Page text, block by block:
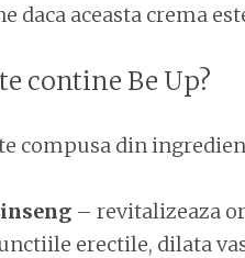
daca aceasta crema
contine Be Up?
compusa din
– revitalizeaza
erectile, dilata